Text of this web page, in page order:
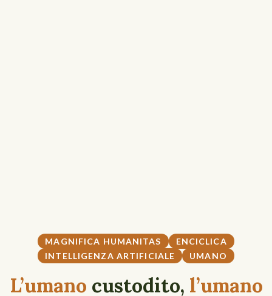
MAGNIFICA HUMANITAS
ENCICLICA
INTELLIGENZA ARTIFICIALE
UMANO
L’umano custodito, l’umano